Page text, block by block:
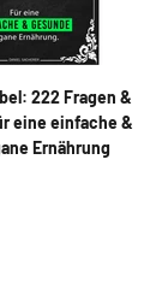
222 Fragen &
eine einfache &
Ernährung